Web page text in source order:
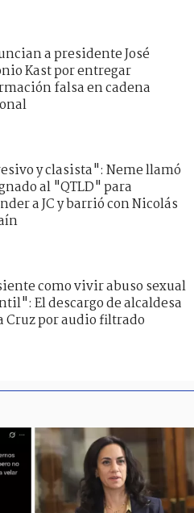
a presidente José
Kast por entregar
falsa en cadena
y clasista": Neme llamó
al "QTLD" para
a JC y barrió con Nicolás
como vivir abuso sexual
El descargo de alcaldesa
Cruz por audio filtrado